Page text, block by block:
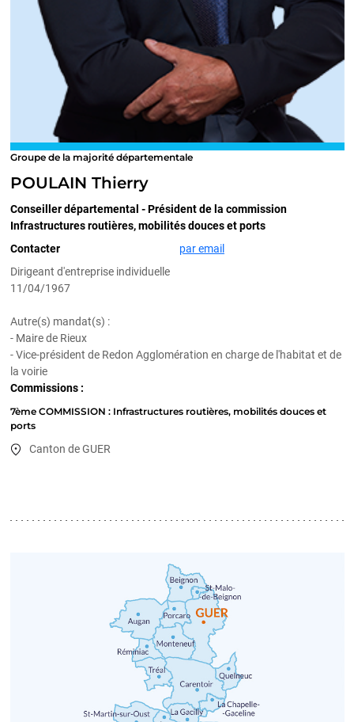
Groupe de la majorité départementale
POULAIN Thierry
Conseiller départemental - Président de la commission
Infrastructures routières, mobilités douces et ports
Contacter
par email
Dirigeant d'entreprise individuelle
11/04/1967
Autre(s) mandat(s) :
- Maire de Rieux
- Vice-président de Redon Agglomération en charge de l'habitat et de
la voirie
Commissions :
7ème COMMISSION : Infrastructures routières, mobilités douces et
ports
Canton de GUER